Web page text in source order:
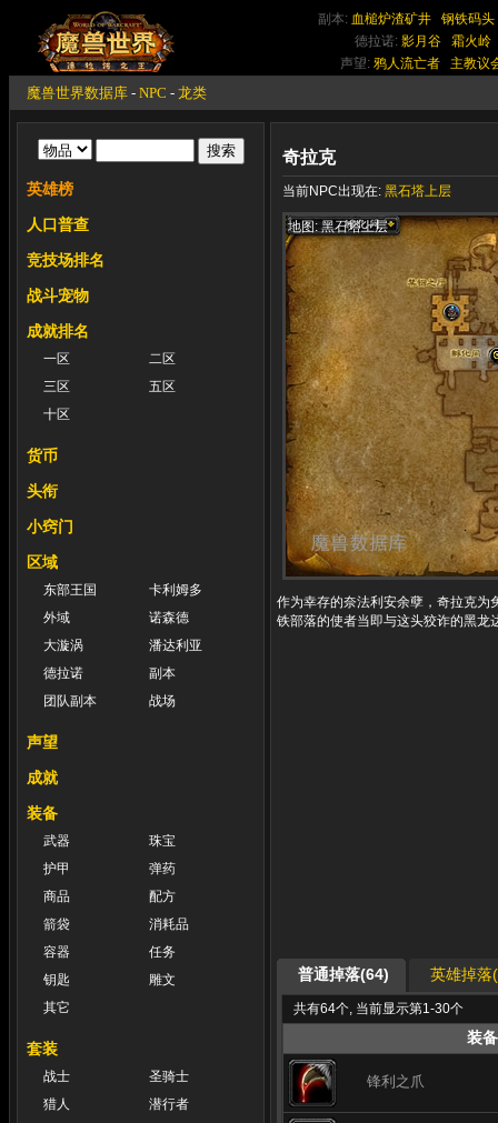
副本: 血槌炉渣矿井
钢铁码头
德拉诺: 影月谷
霜火岭
声望: 鸦人流亡者 主教议
魔兽世界数据库 - NPC - 龙类
英雄榜
人口普查
竞技场排名
战斗宠物
成就排名
一区
二区
三区
五区
十区
货币
头衔
小窍门
区域
东部王国
卡利姆多
外域
诺森德
大漩涡
潘达利亚
德拉诺
副本
团队副本
战场
声望
成就
装备
武器
珠宝
护甲
弹药
商品
配方
箭袋
消耗品
容器
任务
钥匙
雕文
其它
套装
战士
圣骑士
猎人
潜行者
奇拉克
当前NPC出现在: 黑石塔上层
地图: 黑石塔上层
作为幸存的奈法利安余孽，奇拉克为
铁部落的使者当即与这头狡诈的黑龙
普通掉落(64) 英雄掉落
共有64个, 当前显示第1-30个
装备
锋利之爪